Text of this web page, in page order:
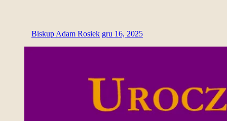
Biskup Adam Rosiek gru 16, 2025